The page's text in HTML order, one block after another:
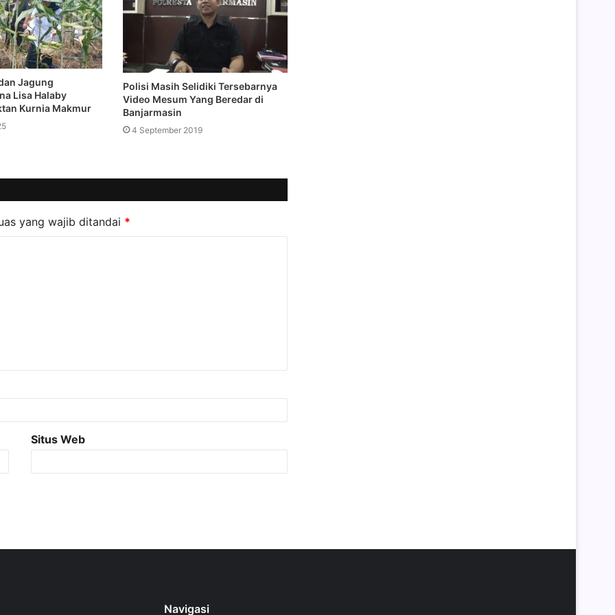
Jagung
Lisa Halaby
Kurnia Makmur
Polisi Masih Selidiki Tersebarnya
Video Mesum Yang Beredar di
Banjarmasin
4 September 2019
yang wajib ditandai *
Situs Web
Navigasi